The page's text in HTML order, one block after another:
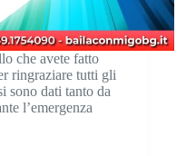
che avete fatto
ringraziare tutti gli
dati tanto da
l’emergenza